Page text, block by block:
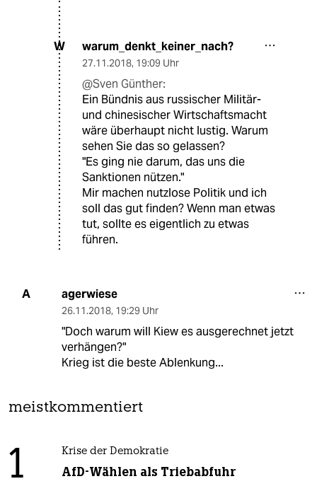
W warum_denkt_keiner_nach?
27.11.2018, 19:09 Uhr
@Sven Günther:
Ein Bündnis aus russischer Militär-
und chinesischer Wirtschaftsmacht
wäre überhaupt nicht lustig. Warum
sehen Sie das so gelassen?
"Es ging nie darum, das uns die
Sanktionen nützen."
Mir machen nutzlose Politik und ich
soll das gut finden? Wenn man etwas
tut, sollte es eigentlich zu etwas
führen.
A agerwiese
26.11.2018, 19:29 Uhr
"Doch warum will Kiew es ausgerechnet jetzt
verhängen?"
Krieg ist die beste Ablenkung...
meistkommentiert
1 Krise der Demokratie
AfD-Wählen als Triebabfuhr